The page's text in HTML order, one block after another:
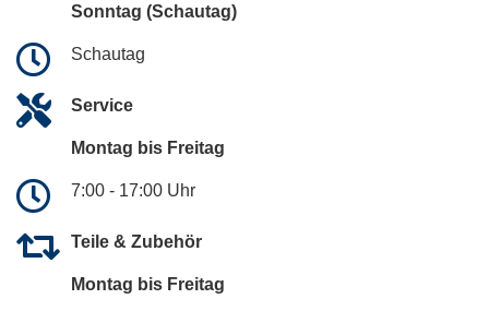
Sonntag (Schautag)
Schautag
Service
Montag bis Freitag
7:00 - 17:00 Uhr
Teile & Zubehör
Montag bis Freitag